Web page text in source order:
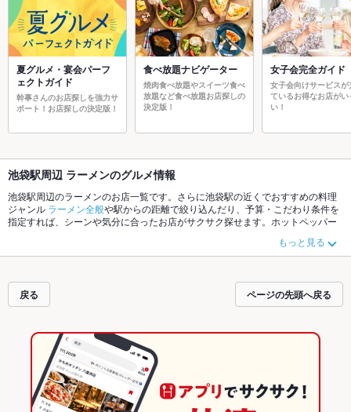
夏グルメ・宴会パーフ
ェクトガイド
幹事さんのお店探しを強力サ
ポート！お店探しの決定版！
食べ放題ナビゲーター
焼肉食べ放題やスイーツ食べ
放題など食べ放題お店探しの
決定版！
女子会完全ガイド
女子会向けサービスが
ているお得なお店がい
い！
池袋駅周辺 ラーメンのグルメ情報
池袋駅周辺のラーメンのお店一覧です。さらに池袋駅の近くでおすすめの料理
ジャンル ラーメン全般や駅からの距離で絞り込んだり、予算・こだわり条件を
指定すれば、シーンや気分に合ったお店がサクサク探せます。ホットペッパー
や季節のおすすめ料理など、お店の最新情報をご紹介しているので
安心！24時間使える簡単便利なネット予約が使えるお店も拡大中です。友達ど
ットペッパーグルメをご利用ください。
もっと見る
戻る ページの先頭へ戻る